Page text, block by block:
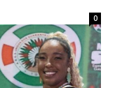
0